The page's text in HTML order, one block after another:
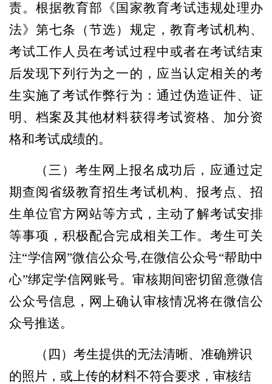
责。根据教育部《国家教育考试违规处理办
法》第七条（节选）规定，教育考试机构、
考试工作人员在考试过程中或者在考试结束
后发现下列行为之一的，应当认定相关的考
生实施了考试作弊行为：通过伪造证件、证
明、档案及其他材料获得考试资格、加分资
格和考试成绩的。
（三）考生网上报名成功后，应通过定
期查阅省级教育招生考试机构、报考点、招
生单位官方网站等方式，主动了解考试安排
等事项，积极配合完成相关工作。考生可关
注“学信网”微信公众号,在微信公众号“帮助中
心”绑定学信网账号。审核期间密切留意微信
公众号信息，网上确认审核情况将在微信公
众号推送。
（四） 考生提供的无法清晰、准确辨识
的照片，或上传的材料不符合要求，审核结